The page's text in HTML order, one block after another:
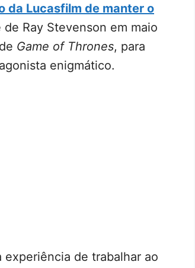
da Lucasfilm de manter o
Ray Stevenson em maio
Game of Thrones, para
enigmático.
experiência de trabalhar ao